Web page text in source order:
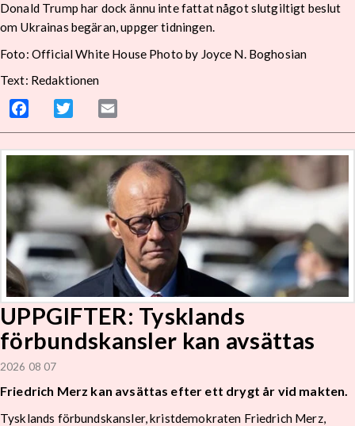
Donald Trump har dock ännu inte fattat något slutgiltigt beslut
om Ukrainas begäran, uppger tidningen.
Foto: Official White House Photo by Joyce N. Boghosian
Text: Redaktionen
Facebook Twitter
UPPGIFTER: Tysklands
förbundskansler kan avsättas
2026 08 07
Friedrich Merz kan avsättas efter ett drygt år vid makten.
Tysklands förbundskansler, kristdemokraten Friedrich Merz,